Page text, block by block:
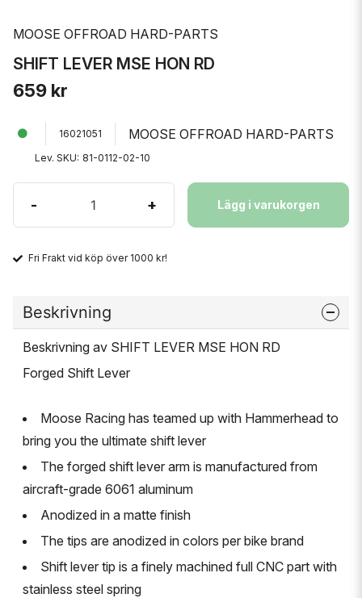
MOOSE OFFROAD HARD-PARTS
SHIFT LEVER MSE HON RD
659 kr
16021051 MOOSE OFFROAD HARD-PARTS
Lev. SKU: 81-0112-02-10
- + Lägg i varukorgen
Fri Frakt vid köp över 1000 kr!
Beskrivning
Beskrivning av SHIFT LEVER MSE HON RD
Forged Shift Lever
Moose Racing has teamed up with Hammerhead to
bring you the ultimate shift lever
The forged shift lever arm is manufactured from
aircraft-grade 6061 aluminum
Anodized in a matte finish
The tips are anodized in colors per bike brand
Shift lever tip is a finely machined full CNC part with
stainless steel spring